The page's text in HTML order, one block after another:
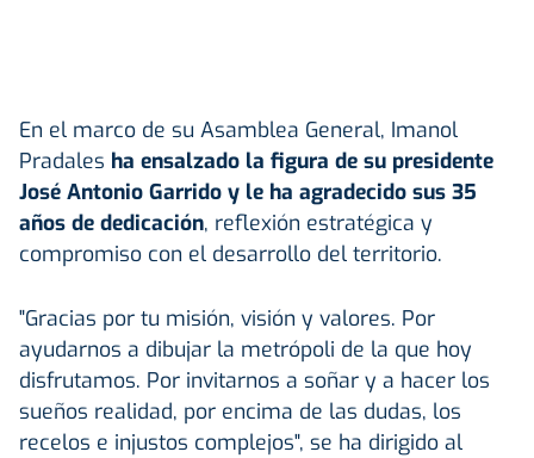
En el marco de su Asamblea General, Imanol
Pradales ha ensalzado la figura de su presidente
José Antonio Garrido y le ha agradecido sus 35
años de dedicación, reflexión estratégica y
compromiso con el desarrollo del territorio.
"Gracias por tu misión, visión y valores. Por
ayudarnos a dibujar la metrópoli de la que hoy
disfrutamos. Por invitarnos a soñar y a hacer los
sueños realidad, por encima de las dudas, los
recelos e injustos complejos", se ha dirigido al